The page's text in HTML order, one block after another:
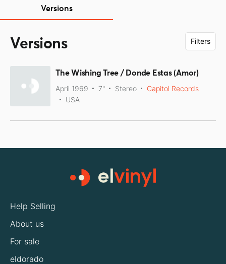
Versions
Versions Filters
The Wishing Tree / Donde Estas (Amor)
April 1969 7" Stereo
Capitol Records
USA
Help Selling
About us
For sale
eldorado